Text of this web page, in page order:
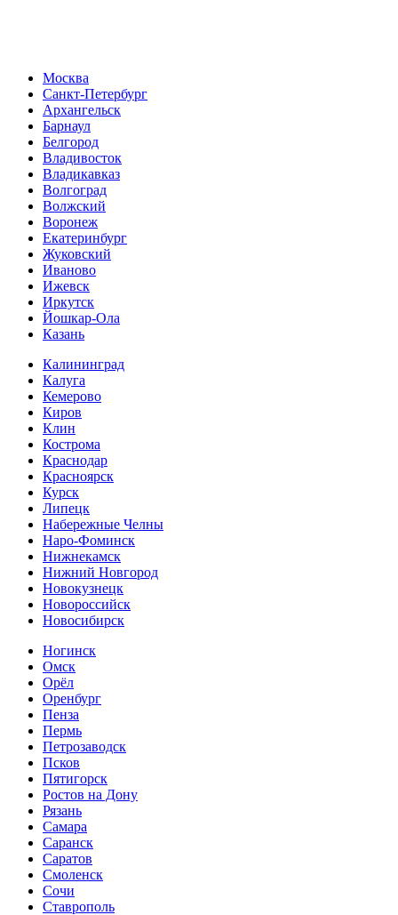
Москва
Санкт-Петербург
Архангельск
Барнаул
Белгород
Владивосток
Владикавказ
Волгоград
Волжский
Воронеж
Екатеринбург
Жуковский
Иваново
Ижевск
Иркутск
Йошкар-Ола
Казань
Калининград
Калуга
Кемерово
Киров
Клин
Кострома
Краснодар
Красноярск
Курск
Липецк
Набережные Челны
Наро-Фоминск
Нижнекамск
Нижний Новгород
Новокузнецк
Новороссийск
Новосибирск
Ногинск
Омск
Орёл
Оренбург
Пенза
Пермь
Петрозаводск
Псков
Пятигорск
Ростов на Дону
Рязань
Самара
Саранск
Саратов
Смоленск
Сочи
Ставрополь